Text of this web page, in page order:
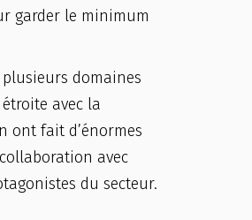
garder le minimum
plusieurs domaines
avec la
ont fait d’énormes
avec
du secteur.